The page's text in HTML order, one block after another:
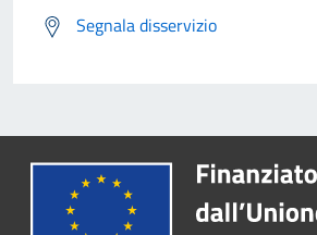
Segnala disservizio